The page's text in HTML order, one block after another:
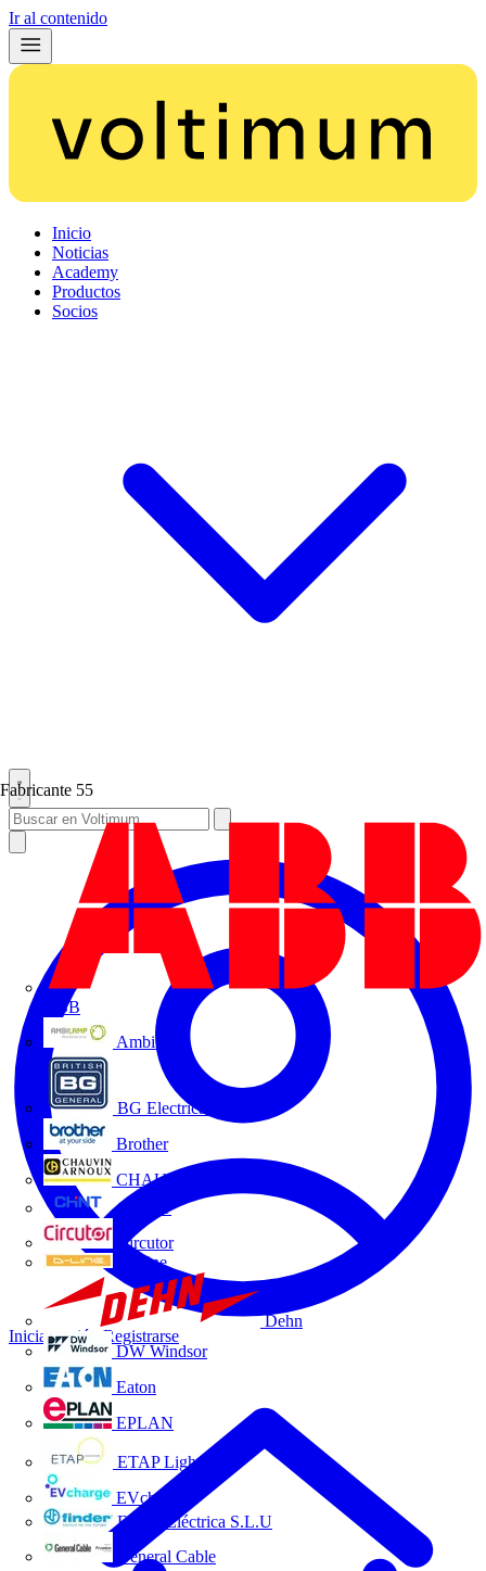
Ir al contenido
Inicio
Noticias
Academy
Productos
Socios
Fabricante 55
ABB
Ambilamp
BG Electrical
Brother
CHAUVIN ARNOUX
CHINT
Circutor
D-Line
Dehn
DW Windsor
Eaton
EPLAN
ETAP Lighting
EVcharge
Finder Eléctrica S.L.U
General Cable
Iniciar sesión Registrarse